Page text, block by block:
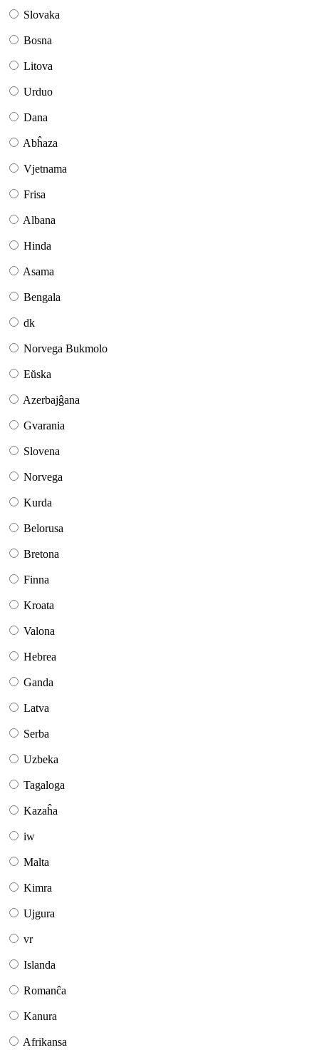
Slovaka
Bosna
Litova
Urduo
Dana
Abĥaza
Vjetnama
Frisa
Albana
Hinda
Asama
Bengala
dk
Norvega Bukmolo
Eŭska
Azerbajĝana
Gvarania
Slovena
Norvega
Kurda
Belorusa
Bretona
Finna
Kroata
Valona
Hebrea
Ganda
Latva
Serba
Uzbeka
Tagaloga
Kazaĥa
iw
Malta
Kimra
Ujgura
vr
Islanda
Romanĉa
Kanura
Afrikansa